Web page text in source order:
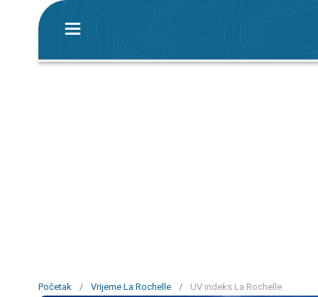
Početak / Vrijeme La Rochelle / UV indeks La Rochelle